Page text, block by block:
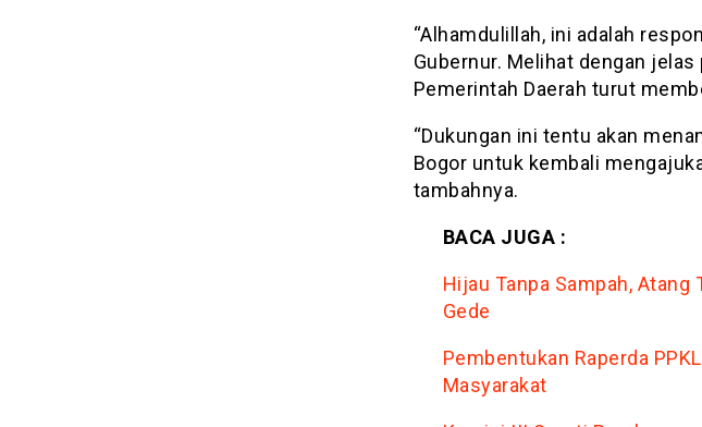
“Alhamdulillah, ini adalah
Gubernur. Melihat dengan
Pemerintah Daerah turut
“Dukungan ini tentu akan
Bogor untuk kembali
tambahnya.
BACA JUGA :
Hijau Tanpa Sampah,
Gede
Pembentukan Raperda
Masyarakat